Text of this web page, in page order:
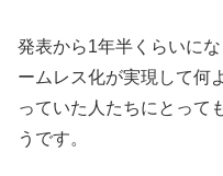
発表から1年半くらいに
ームレス化が実現して何
っていた人たちにとって
うです。